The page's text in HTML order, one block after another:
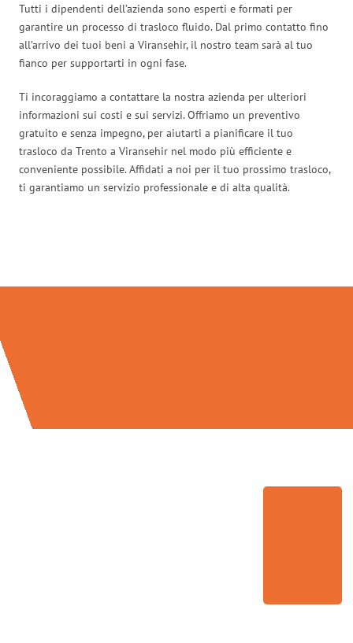
Tutti i dipendenti dell’azienda sono esperti e formati per
garantire un processo di trasloco fluido. Dal primo contatto fino
all’arrivo dei tuoi beni a Viransehir, il nostro team sarà al tuo
fianco per supportarti in ogni fase.
Ti incoraggiamo a contattare la nostra azienda per ulteriori
informazioni sui costi e sui servizi. Offriamo un preventivo
gratuito e senza impegno, per aiutarti a pianificare il tuo
trasloco da Trento a Viransehir nel modo più efficiente e
conveniente possibile. Affidati a noi per il tuo prossimo trasloco,
ti garantiamo un servizio professionale e di alta qualità.